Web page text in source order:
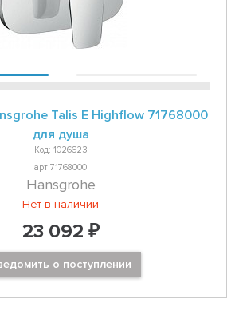
Talis E Highflow 71768000
для душа
Код: 1026623
арт 71768000
Hansgrohe
Нет в наличии
23 092 ₽
о поступлении